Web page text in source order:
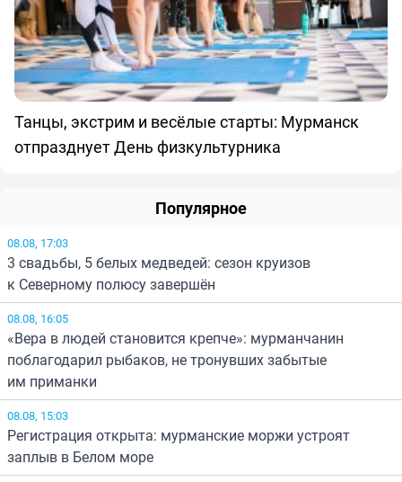
Танцы, экстрим и весёлые старты: Мурманск
отпразднует День физкультурника
Популярное
08.08, 17:03
3 свадьбы, 5 белых медведей: сезон круизов
к Северному полюсу завершён
08.08, 16:05
«Вера в людей становится крепче»: мурманчанин
поблагодарил рыбаков, не тронувших забытые
им приманки
08.08, 15:03
Регистрация открыта: мурманские моржи устроят
заплыв в Белом море